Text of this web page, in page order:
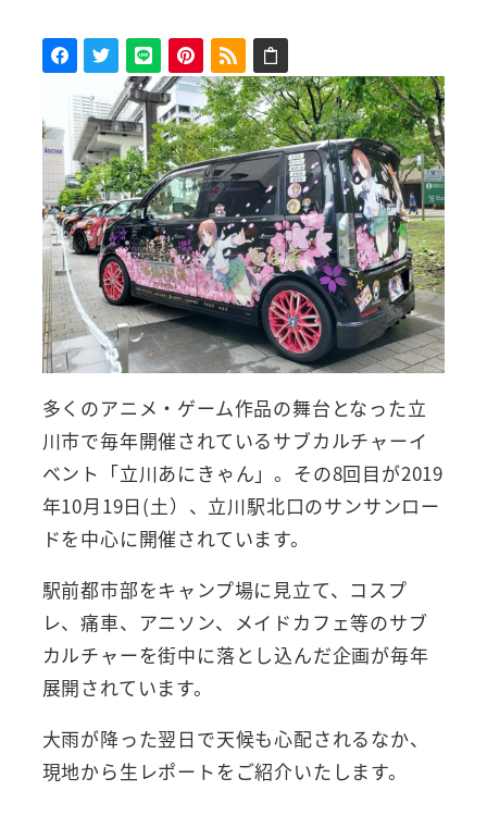
多くのアニメ・ゲーム作品の舞台となった立
川市で毎年開催されているサブカルチャーイ
ベント「立川あにきゃん」。その8回目が2019
年10月19日(土）、立川駅北口のサンサンロー
ドを中心に開催されています。
駅前都市部をキャンプ場に見立て、コスプ
レ、痛車、アニソン、メイドカフェ等のサブ
カルチャーを街中に落とし込んだ企画が毎年
展開されています。
大雨が降った翌日で天候も心配されるなか、
現地から生レポートをご紹介いたします。